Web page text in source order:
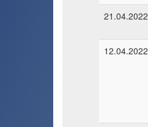
21.04.2022
12.04.2022